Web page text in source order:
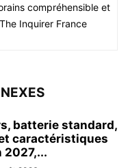
compréhensible et
Inquirer France
batterie standard,
caractéristiques
2027,...